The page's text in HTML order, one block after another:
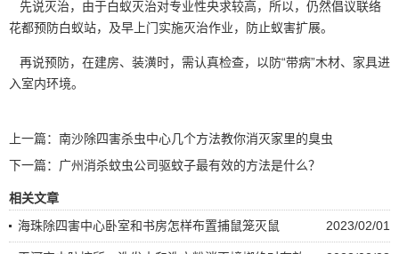
先说灭治，由于白蚁灭治对专业性央求较高，所以，仍然倡议联络
花都预防白蚁站，及早上门实施灭治作业，防止蚁害扩展。
再说预防，在建房、装潢时，需认真检查，以防“带病”木材、家具进
入室内环境。
上一篇： 南沙除四害杀虫中心几个方法教你消灭家里的臭虫
下一篇： 广州消杀蚊虫公司驱蚊子最有效的方法是什么？
相关文章
2023/02/01
海珠除四害中心卧室和书房怎样布置捕鼠笼灭鼠